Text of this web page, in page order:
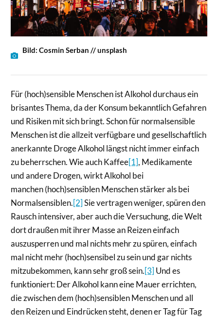
Bild: Cosmin Serban // unsplash
Für (hoch)sensible Menschen ist Alkohol durchaus ein
brisantes Thema, da der Konsum bekanntlich Gefahren
und Risiken mit sich bringt. Schon für normalsensible
Menschen ist die allzeit verfügbare und gesellschaftlich
anerkannte Droge Alkohol längst nicht immer einfach
zu beherrschen. Wie auch Kaffee[1], Medikamente
und andere Drogen, wirkt Alkohol bei
manchen (hoch)sensiblen Menschen stärker als bei
Normalsensiblen.[2]Sie vertragen weniger, spüren den
Rausch intensiver, aber auch die Versuchung, die Welt
dort draußen mit ihrer Masse an Reizen einfach
auszusperren und mal nichts mehr zu spüren, einfach
mal nicht mehr (hoch)sensibel zu sein und gar nichts
mitzubekommen, kann sehr groß sein.[3] Und es
funktioniert: Der Alkohol kann eine Mauer errichten,
die zwischen dem (hoch)sensiblen Menschen und all
den Reizen und Eindrücken steht, denen er Tag für Tag